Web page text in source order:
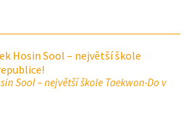
Sool – největší škole Taekwon-Do v